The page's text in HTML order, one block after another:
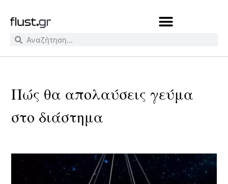
Πώς θα απολαύσεις γεύμα
στο διάστημα